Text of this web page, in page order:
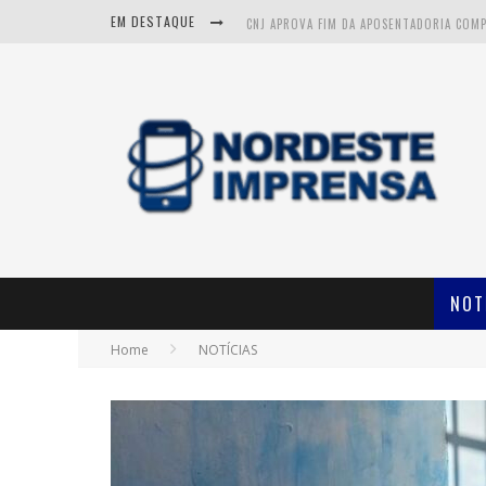
EM DESTAQUE CNJ APROVA FIM DA APOSENTADORIA
ITABAIANA: VÍTIMAS DE ACIDENTE FATAL
Home NOTÍCIAS